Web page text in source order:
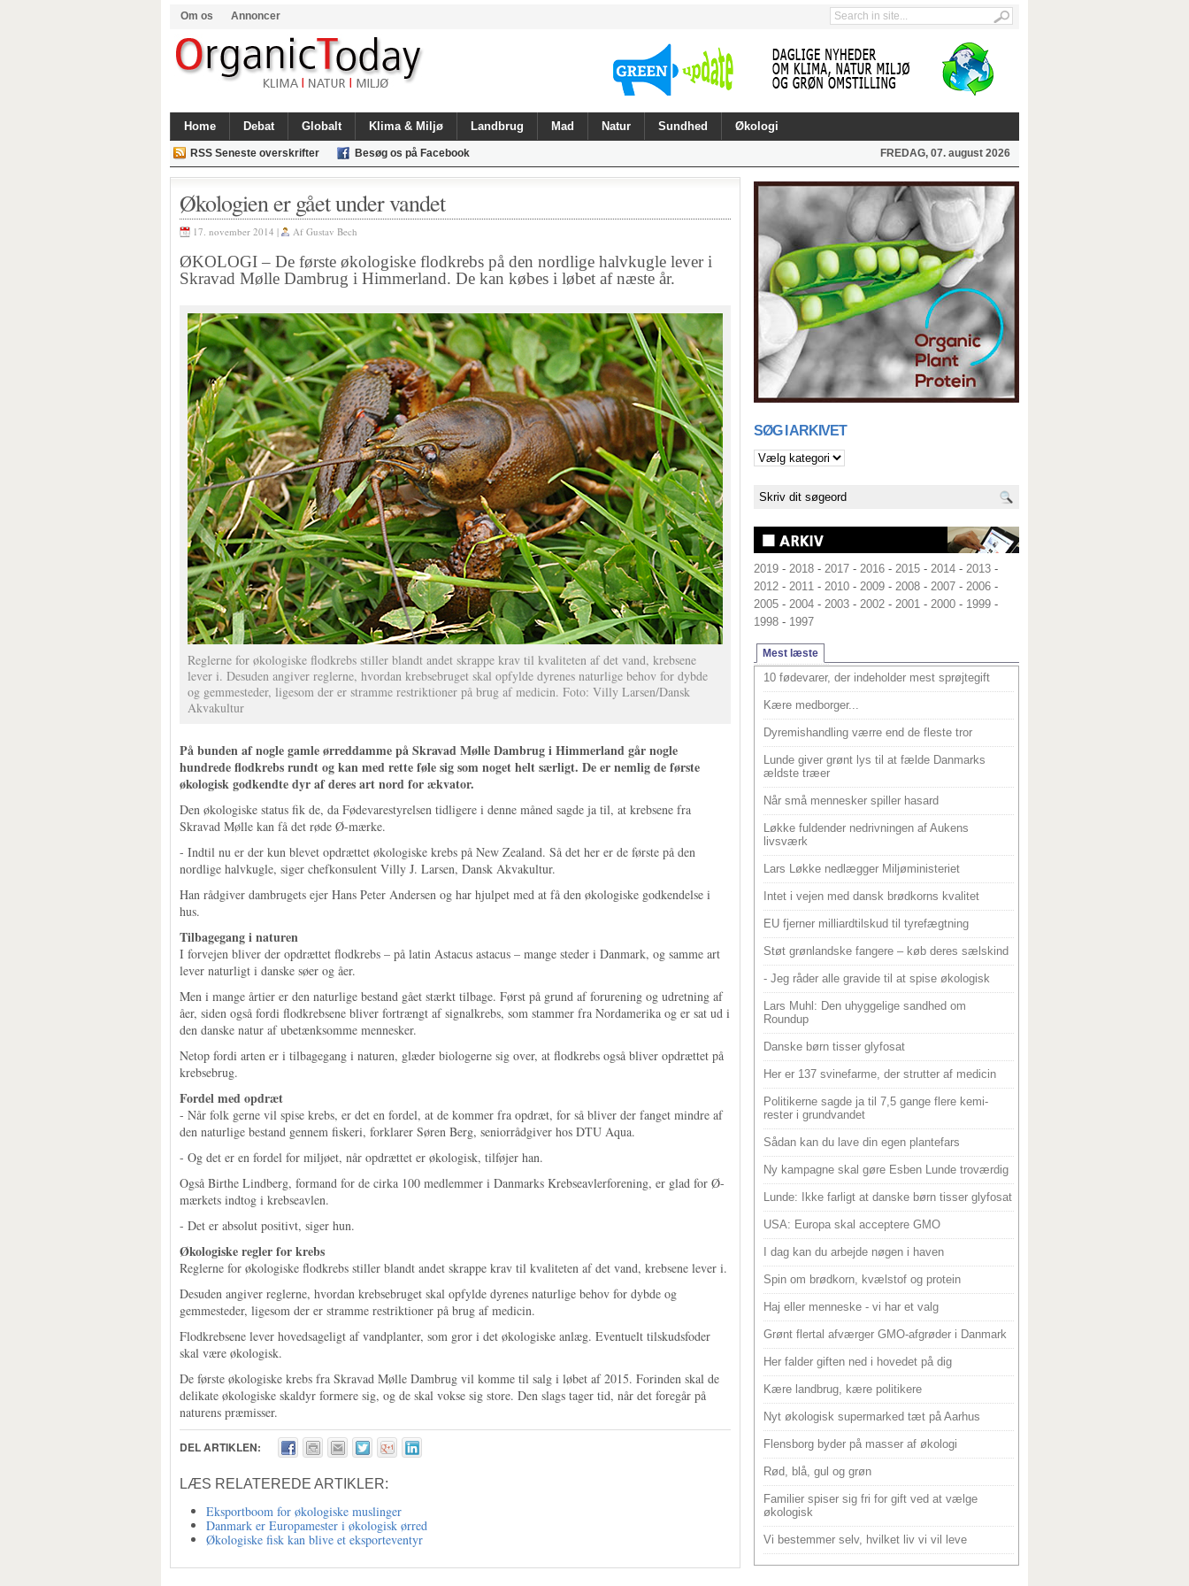
Om os Annoncer
Home Debat Globalt Klima & Miljø Landbrug Mad Natur Sundhed Økologi
RSS Seneste overskrifter Besøg os på Facebook FREDAG, 07. august 2026
Økologien er gået under vandet
17. november 2014 | Af Gustav Bech
ØKOLOGI – De første økologiske flodkrebs på den nordlige halvkugle lever i
Skravad Mølle Dambrug i Himmerland. De kan købes i løbet af næste år.
Reglerne for økologiske flodkrebs stiller blandt andet skrappe krav til kvaliteten af det vand, krebsene
lever i. Desuden angiver reglerne, hvordan krebsebruget skal opfylde dyrenes naturlige behov for dybde
og gemmesteder, ligesom der er stramme restriktioner på brug af medicin. Foto: Villy Larsen/Dansk
Akvakultur
På bunden af nogle gamle ørreddamme på Skravad Mølle Dambrug i Himmerland går nogle
hundrede flodkrebs rundt og kan med rette føle sig som noget helt særligt. De er nemlig de første
økologisk godkendte dyr af deres art nord for ækvator.
Den økologiske status fik de, da Fødevarestyrelsen tidligere i denne måned sagde ja til, at krebsene fra
Skravad Mølle kan få det røde Ø-mærke.
- Indtil nu er der kun blevet opdrættet økologiske krebs på New Zealand. Så det her er de første på den
nordlige halvkugle, siger chefkonsulent Villy J. Larsen, Dansk Akvakultur.
Han rådgiver dambrugets ejer Hans Peter Andersen og har hjulpet med at få den økologiske godkendelse i
hus.
Tilbagegang i naturen
I forvejen bliver der opdrættet flodkrebs – på latin Astacus astacus – mange steder i Danmark, og samme art
lever naturligt i danske søer og åer.
Men i mange årtier er den naturlige bestand gået stærkt tilbage. Først på grund af forurening og udretning af
åer, siden også fordi flodkrebsene bliver fortrængt af signalkrebs, som stammer fra Nordamerika og er sat ud i
den danske natur af ubetænksomme mennesker.
Netop fordi arten er i tilbagegang i naturen, glæder biologerne sig over, at flodkrebs også bliver opdrættet på
krebsebrug.
Fordel med opdræt
- Når folk gerne vil spise krebs, er det en fordel, at de kommer fra opdræt, for så bliver der fanget mindre af
den naturlige bestand gennem fiskeri, forklarer Søren Berg, seniorrådgiver hos DTU Aqua.
- Og det er en fordel for miljøet, når opdrættet er økologisk, tilføjer han.
Også Birthe Lindberg, formand for de cirka 100 medlemmer i Danmarks Krebseavlerforening, er glad for Ø-
mærkets indtog i krebseavlen.
- Det er absolut positivt, siger hun.
Økologiske regler for krebs
Reglerne for økologiske flodkrebs stiller blandt andet skrappe krav til kvaliteten af det vand, krebsene lever i.
Desuden angiver reglerne, hvordan krebsebruget skal opfylde dyrenes naturlige behov for dybde og
gemmesteder, ligesom der er stramme restriktioner på brug af medicin.
Flodkrebsene lever hovedsageligt af vandplanter, som gror i det økologiske anlæg. Eventuelt tilskudsfoder
skal være økologisk.
De første økologiske krebs fra Skravad Mølle Dambrug vil komme til salg i løbet af 2015. Forinden skal de
delikate økologiske skaldyr formere sig, og de skal vokse sig store. Den slags tager tid, når det foregår på
naturens præmisser.
DEL ARTIKLEN:
LÆS RELATEREDE ARTIKLER:
Eksportboom for økologiske muslinger
Danmark er Europamester i økologisk ørred
Økologiske fisk kan blive et eksporteventyr
SØG I ARKIVET
2019 - 2018 - 2017 - 2016 - 2015 - 2014 - 2013 -
2012 - 2011 - 2010 - 2009 - 2008 - 2007 - 2006 -
2005 - 2004 - 2003 - 2002 - 2001 - 2000 - 1999 -
1998 - 1997
Mest læste
10 fødevarer, der indeholder mest sprøjtegift
Kære medborger...
Dyremishandling værre end de fleste tror
Lunde giver grønt lys til at fælde Danmarks
ældste træer
Når små mennesker spiller hasard
Løkke fuldender nedrivningen af Aukens
livsværk
Lars Løkke nedlægger Miljøministeriet
Intet i vejen med dansk brødkorns kvalitet
EU fjerner milliardtilskud til tyrefægtning
Støt grønlandske fangere – køb deres sælskind
- Jeg råder alle gravide til at spise økologisk
Lars Muhl: Den uhyggelige sandhed om
Roundup
Danske børn tisser glyfosat
Her er 137 svinefarme, der strutter af medicin
Politikerne sagde ja til 7,5 gange flere kemi-
rester i grundvandet
Sådan kan du lave din egen plantefars
Ny kampagne skal gøre Esben Lunde troværdig
Lunde: Ikke farligt at danske børn tisser glyfosat
USA: Europa skal acceptere GMO
I dag kan du arbejde nøgen i haven
Spin om brødkorn, kvælstof og protein
Haj eller menneske - vi har et valg
Grønt flertal afværger GMO-afgrøder i Danmark
Her falder giften ned i hovedet på dig
Kære landbrug, kære politikere
Nyt økologisk supermarked tæt på Aarhus
Flensborg byder på masser af økologi
Rød, blå, gul og grøn
Familier spiser sig fri for gift ved at vælge
økologisk
Vi bestemmer selv, hvilket liv vi vil leve